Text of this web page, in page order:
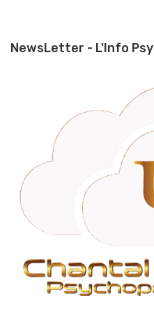
NewsLetter - L'Info Psy